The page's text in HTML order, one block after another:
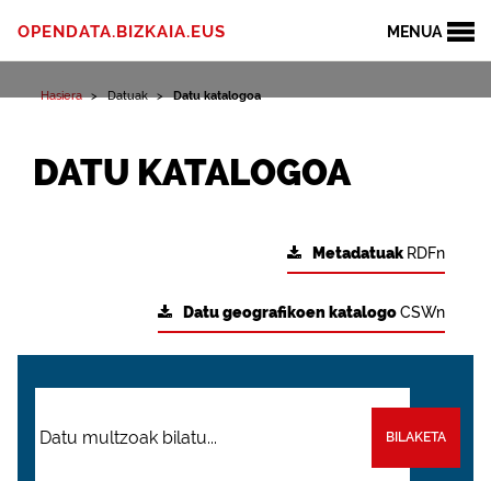
MENUA
OPENDATA.BIZKAIA.EUS
Hasiera Datuak Datu katalogoa
DATU KATALOGOA
Metadatuak RDFn
Datu geografikoen katalogoCSWn
BILAKETA